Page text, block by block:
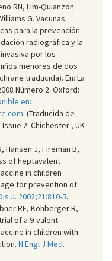
RN, Lim-Quianzon
G. Vacunas
para la prevención
radiográfica y la
por los
menores de dos
traducida). En: La
Número 2. Oxford:
en:
. (Traducida de
2. Chichester , UK
Hansen J, Fireman B,
of heptavalent
in children
for prevention of
J. 2002;21:810-5.
RE, Kohberger R,
of a 9-valent
in children with
N Engl J Med.